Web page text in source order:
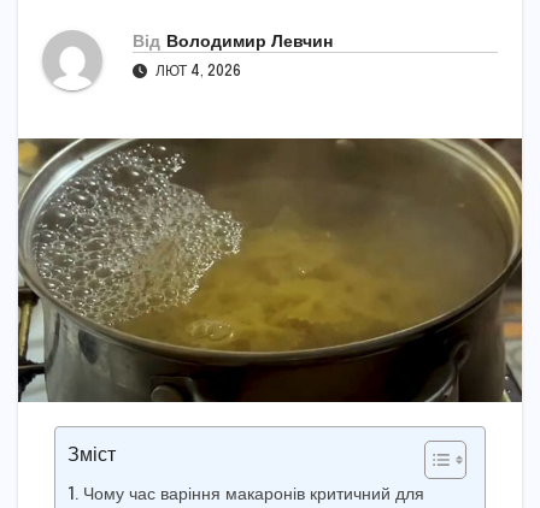
Від Володимир Левчин
ЛЮТ 4, 2026
Зміст
Чому час варіння макаронів критичний для